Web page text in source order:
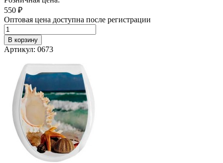
550 ₽
Оптовая цена доступна после регистрации
В корзину
Артикул: 0673